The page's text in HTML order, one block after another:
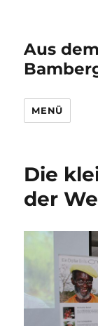
Aus
MENÜ
Die
der